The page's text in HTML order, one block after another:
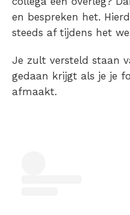
en bespreken het.
steeds af tijdens het
Je zult versteld staan
gedaan krijgt als je je
afmaakt.